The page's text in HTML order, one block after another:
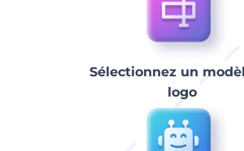
Sélectionnez un
logo